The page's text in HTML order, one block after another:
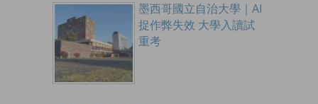
墨西哥國立自治大學｜AI
捉作弊失效 大學入讀試
重考